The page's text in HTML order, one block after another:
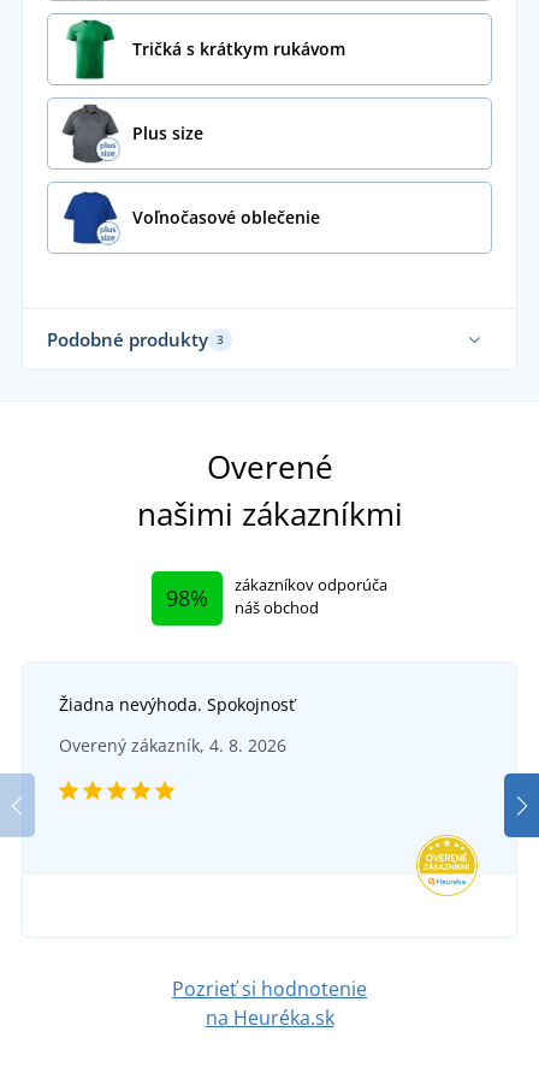
Tričká s krátkym rukávom
Plus size
Voľnočasové oblečenie
Podobné produkty 3
8,64 €
DETAIL
Overené
našimi zákazníkmi
98%
zákazníkov odporúča
náš obchod
Žiadna nevýhoda. Spokojnosť
Overený zákazník, 4. 8. 2026
Pozrieť si hodnotenie
na Heuréka.sk